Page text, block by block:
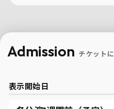
Admission チケット
表示開始日